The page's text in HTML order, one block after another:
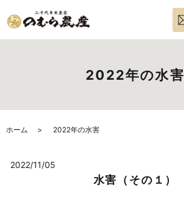
2022年の水害
ホーム 2022年の水害
2022/11/05
水害（その１）